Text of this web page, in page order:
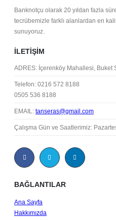
Banknotçu olarak 20 yıldan fazla
tecrübemizle farklı alanlardan en
sunuyoruz.
İLETIŞIM
ADRES: İçerenköy Mahallesi, Buket
Telefon: 0216 572 8188
0505 536 8188
EMAIL: tanseras@gmail.com
Çalışma Gün ve Saatlerimiz:
BAĞLANTILAR
Ana Sayfa
Hakkımızda